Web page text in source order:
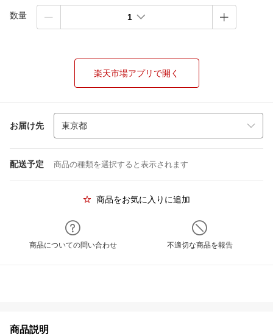
数量 1
楽天市場アプリで開く
お届け先
配送予定 商品の種類を選択すると表示されます
商品をお気に入りに追加
商品についての問い合わせ 不適切な商品を報告
商品説明